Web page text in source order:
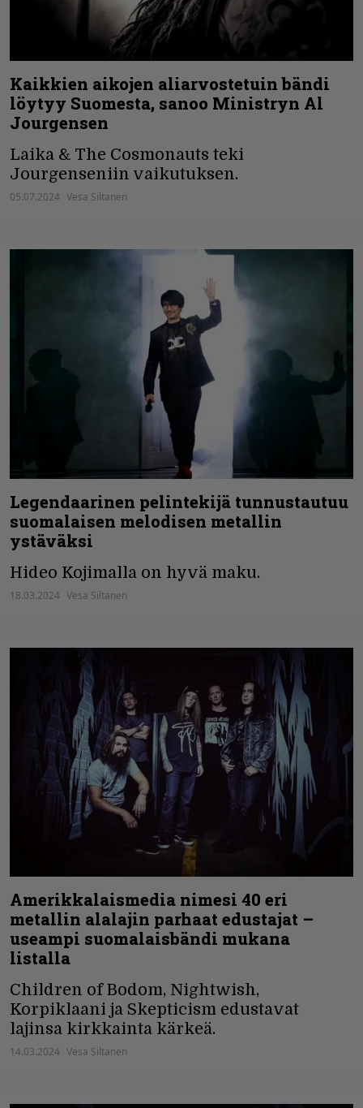
Kaikkien aikojen aliarvostetuin bändi
löytyy Suomesta, sanoo Ministryn Al
Jourgensen
Laika & The Cosmonauts teki
Jourgenseniin vaikutuksen.
05.07.2024 Vesa Siltanen
Legendaarinen pelintekijä tunnustautuu
suomalaisen melodisen metallin
ystäväksi
Hideo Kojimalla on hyvä maku.
18.03.2024 Vesa Siltanen
Amerikkalaismedia nimesi 40 eri
metallin alalajin parhaat edustajat –
useampi suomalaisbändi mukana
listalla
Children of Bodom, Nightwish,
Korpiklaani ja Skepticism edustavat
lajinsa kirkkainta kärkeä.
14.03.2024 Vesa Siltanen